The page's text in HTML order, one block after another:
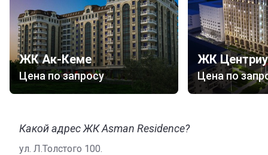
ЖК Ак-Кеме
Цена по запросу
ЖК
Цена по
Какой адрес ЖК Asman Residence?
ул. Л.Толстого 100.